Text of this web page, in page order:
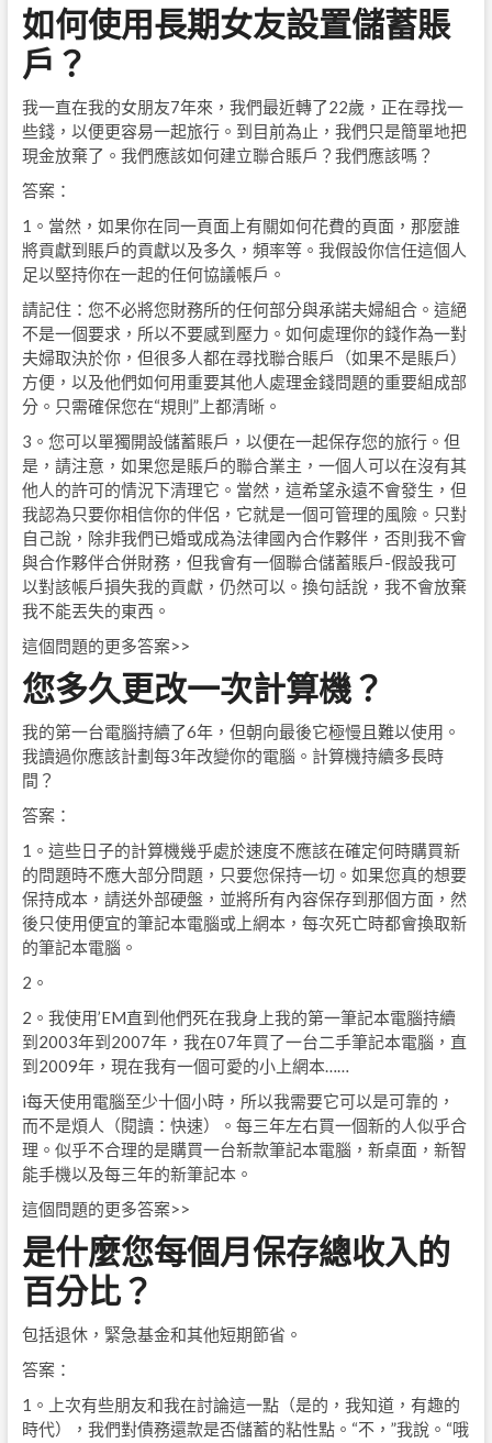
如何使用長期女友設置儲蓄賬
戶？
我一直在我的女朋友7年來，我們最近轉了22歲，正在尋找一
些錢，以便更容易一起旅行。到目前為止，我們只是簡單地把
現金放棄了。我們應該如何建立聯合賬戶？我們應該嗎？
答案：
1。當然，如果你在同一頁面上有關如何花費的頁面，那麼誰
將貢獻到賬戶的貢獻以及多久，頻率等。我假設你信任這個人
足以堅持你在一起的任何協議帳戶。
請記住：您不必將您財務所的任何部分與承諾夫婦組合。這絕
不是一個要求，所以不要感到壓力。如何處理你的錢作為一對
夫婦取決於你，但很多人都在尋找聯合賬戶（如果不是賬戶）
方便，以及他們如何用重要其他人處理金錢問題的重要組成部
分。只需確保您在“規則”上都清晰。
3。您可以單獨開設儲蓄賬戶，以便在一起保存您的旅行。但
是，請注意，如果您是賬戶的聯合業主，一個人可以在沒有其
他人的許可的情況下清理它。當然，這希望永遠不會發生，但
我認為只要你相信你的伴侶，它就是一個可管理的風險。只對
自己說，除非我們已婚或成為法律國內合作夥伴，否則我不會
與合作夥伴合併財務，但我會有一個聯合儲蓄賬戶-假設我可
以對該帳戶損失我的貢獻，仍然可以。換句話說，我不會放棄
我不能丟失的東西。
這個問題的更多答案>>
您多久更改一次計算機？
我的第一台電腦持續了6年，但朝向最後它極慢且難以使用。
我讀過你應該計劃每3年改變你的電腦。計算機持續多長時
間？
答案：
1。這些日子的計算機幾乎處於速度不應該在確定何時購買新
的問題時不應大部分問題，只要您保持一切。如果您真的想要
保持成本，請送外部硬盤，並將所有內容保存到那個方面，然
後只使用便宜的筆記本電腦或上網本，每次死亡時都會換取新
的筆記本電腦。
2。
2。我使用’EM直到他們死在我身上我的第一筆記本電腦持續
到2003年到2007年，我在07年買了一台二手筆記本電腦，直
到2009年，現在我有一個可愛的小上網本……
i每天使用電腦至少十個小時，所以我需要它可以是可靠的，
而不是煩人（閱讀：快速）。每三年左右買一個新的人似乎合
理。似乎不合理的是購買一台新款筆記本電腦，新桌面，新智
能手機以及每三年的新筆記本。
這個問題的更多答案>>
是什麼您每個月保存總收入的
百分比？
包括退休，緊急基金和其他短期節省。
答案：
1。上次有些朋友和我在討論這一點（是的，我知道，有趣的
時代），我們對債務還款是否儲蓄的粘性點。“不，”我說。“哦